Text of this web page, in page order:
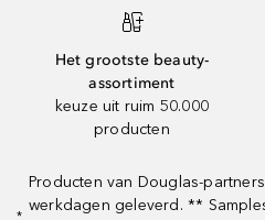
Het grootste beauty-
assortiment
keuze uit ruim 50.000
producten
*
Producten van Douglas-
werkdagen geleverd. **